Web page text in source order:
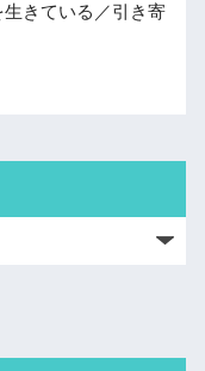
きている／引き寄